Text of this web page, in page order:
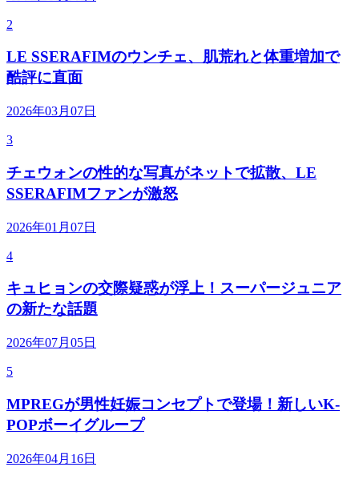
2
LE SSERAFIMのウンチェ、肌荒れと体重増加で
酷評に直面
2026年03月07日
3
チェウォンの性的な写真がネットで拡散、LE
SSERAFIMファンが激怒
2026年01月07日
4
キュヒョンの交際疑惑が浮上！スーパージュニア
の新たな話題
2026年07月05日
5
MPREGが男性妊娠コンセプトで登場！新しいK-
POPボーイグループ
2026年04月16日